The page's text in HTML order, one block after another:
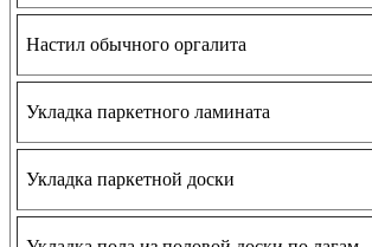
Настил обычного оргалита
Укладка паркетного ламината
Укладка паркетной доски